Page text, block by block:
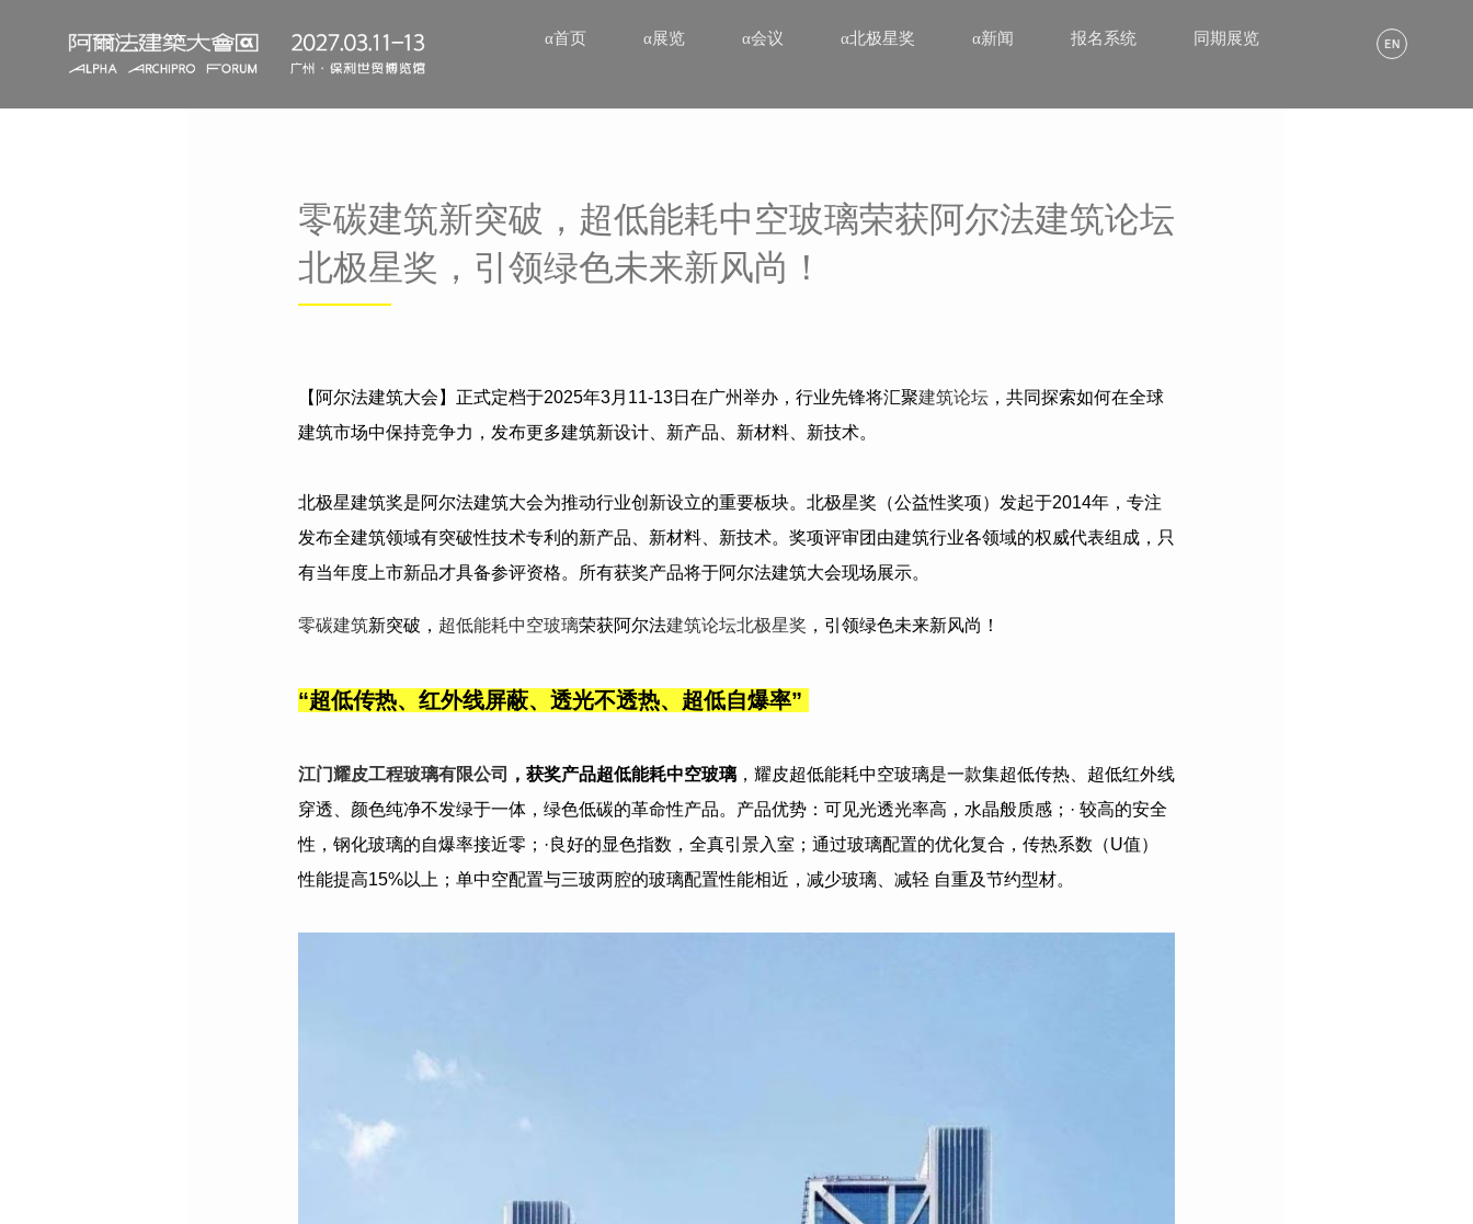
α首页 α展览 α会议 α北极星奖 α新闻 报名系统 同期展览
零碳建筑新突破，超低能耗中空玻璃荣获阿尔法建筑论坛
北极星奖，引领绿色未来新风尚！
【阿尔法建筑大会】正式定档于2025年3月 11-13日在广州举办，行业先锋将汇聚建筑论坛 ，共同探索如何在全球
建筑市场中保持竞争力，发布更多建筑新设计、新产品、新材料、新技术。
北极星建筑奖是阿尔法建筑大会为推动行业创新设立的重要板块。北极星奖（公益性奖项）发起于2014年，专注
发布全建筑领域有突破性技术专利的新产品、新材料、新技术。奖项评审团由建筑行业各领域的权威代表组成，只
有当年度上市新品才具备参评资格。所有获奖产品将于阿尔法建筑大会现场展示。
零碳建筑新突破， 超低能耗中空玻璃荣获阿尔法建筑论坛北极星奖 ，引领绿色未来新风尚！
“超低传热、红外线屏蔽、透光不透热、超低自爆率”
江门耀皮工程玻璃有限公司 ，获奖产品超低能耗中空玻璃 ， 耀皮超低能耗中空玻璃是一款集超低传热、超低红外线
穿透、颜色纯净不发绿于一体，绿色低碳的革命性产品。产品优势：可见光透光率高，水晶般质感；· 较高的安全
性，钢化玻璃的自爆率接近零；·良好的显色指数，全真引景入室；通过玻璃配置的优化复合，传热系数（U值）
性能提高15%以上；单中空配置与三玻两腔的玻璃配置性能相近，减少玻璃、减轻 自重及节约型材。